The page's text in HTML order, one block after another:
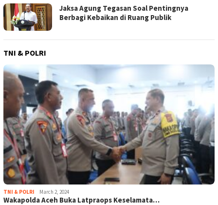
Jaksa Agung Tegasan Soal Pentingnya
Berbagi Kebaikan di Ruang Publik
TNI & POLRI
TNI & POLRI March 2, 2024
Wakapolda Aceh Buka Latpraops Keselamata…